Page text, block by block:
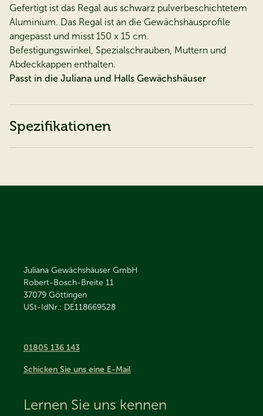
Gefertigt ist das Regal aus schwarz pulverbeschichtetem
Aluminium. Das Regal ist an die Gewächshausprofile
angepasst und misst 150 x 15 cm.
Befestigungswinkel, Spezialschrauben, Muttern und
Abdeckkappen enthalten.
Passt in die Juliana und Halls Gewächshäuser
Spezifikationen
Juliana Gewächshäuser GmbH
Robert-Bosch-Breite 11
37079 Göttingen
USt-IdNr.: DE118669528
01805 136 143
Schicken Sie uns eine E-Mail
Lernen Sie uns kennen